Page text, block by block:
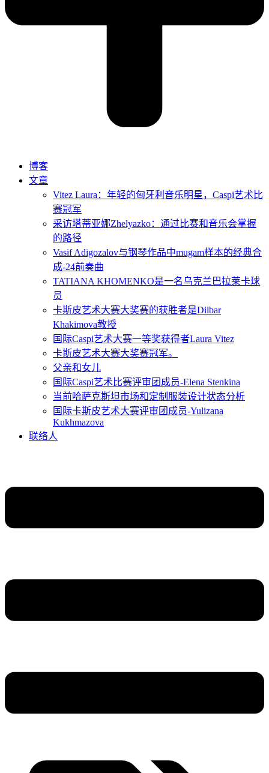
博客
文章
Vitez Laura：年轻的匈牙利音乐明星，Caspi艺术比
赛冠军
采访塔蒂亚娜Zhelyazko：通过比赛和音乐会掌握
的路径
Vasif Adigozalov与钢琴作品中mugam样本的经典合
成-24前奏曲
TATIANA KHOMENKO是一名乌克兰巴拉莱卡球
员
卡斯皮艺术大赛大奖赛的获胜者是Dilbar
Khakimova教授
国际Caspi艺术大赛一等奖获得者Laura Vitez
卡斯皮艺术大赛大奖赛冠军。
父亲和女儿
国际Caspi艺术比赛评审团成员-Elena Stenkina
当前哈萨克斯坦市场和定制服装设计状态分析
国际卡斯皮艺术大赛评审团成员-Yulizana
Kukhmazova
联络人